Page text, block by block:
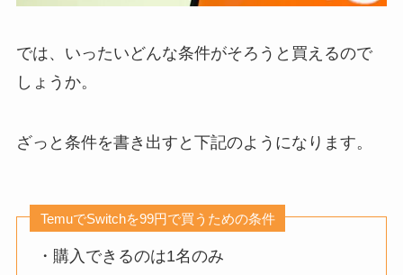
では、いったいどんな条件がそろうと買えるので
しょうか。
ざっと条件を書き出すと下記のようになります。
TemuでSwitchを99円で買うための条件
・購入できるのは1名のみ